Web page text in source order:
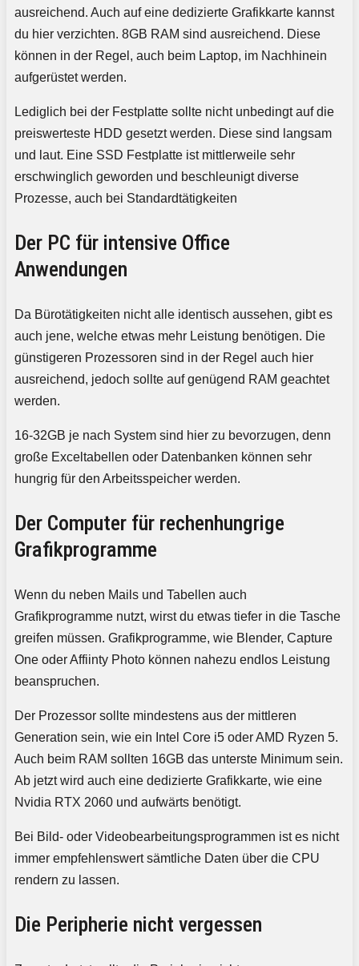
ausreichend. Auch auf eine dedizierte Grafikkarte kannst
du hier verzichten. 8GB RAM sind ausreichend. Diese
können in der Regel, auch beim Laptop, im Nachhinein
aufgerüstet werden.
Lediglich bei der Festplatte sollte nicht unbedingt auf die
preiswerteste HDD gesetzt werden. Diese sind langsam
und laut. Eine SSD Festplatte ist mittlerweile sehr
erschwinglich geworden und beschleunigt diverse
Prozesse, auch bei Standardtätigkeiten
Der PC für intensive Office
Anwendungen
Da Bürotätigkeiten nicht alle identisch aussehen, gibt es
auch jene, welche etwas mehr Leistung benötigen. Die
günstigeren Prozessoren sind in der Regel auch hier
ausreichend, jedoch sollte auf genügend RAM geachtet
werden.
16-32GB je nach System sind hier zu bevorzugen, denn
große Exceltabellen oder Datenbanken können sehr
hungrig für den Arbeitsspeicher werden.
Der Computer für rechenhungrige
Grafikprogramme
Wenn du neben Mails und Tabellen auch
Grafikprogramme nutzt, wirst du etwas tiefer in die Tasche
greifen müssen. Grafikprogramme, wie Blender, Capture
One oder Affiinty Photo können nahezu endlos Leistung
beanspruchen.
Der Prozessor sollte mindestens aus der mittleren
Generation sein, wie ein Intel Core i5 oder AMD Ryzen 5.
Auch beim RAM sollten 16GB das unterste Minimum sein.
Ab jetzt wird auch eine dedizierte Grafikkarte, wie eine
Nvidia RTX 2060 und aufwärts benötigt.
Bei Bild- oder Videobearbeitungsprogrammen ist es nicht
immer empfehlenswert sämtliche Daten über die CPU
rendern zu lassen.
Die Peripherie nicht vergessen